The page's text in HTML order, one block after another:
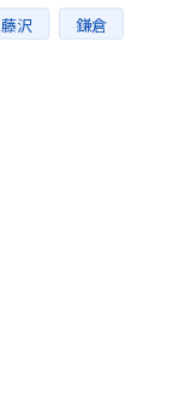
藤沢 鎌倉